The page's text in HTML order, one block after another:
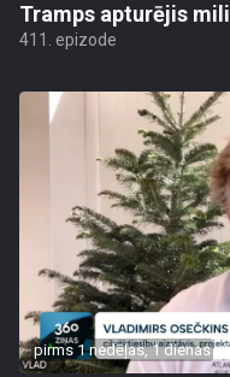
Tramps apturējis
411. epizode
pirms 1 nedēļas, 1 dienas